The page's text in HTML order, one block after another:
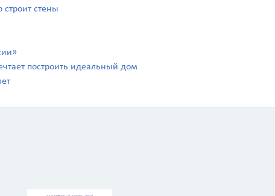
строит стены
построить идеальный дом